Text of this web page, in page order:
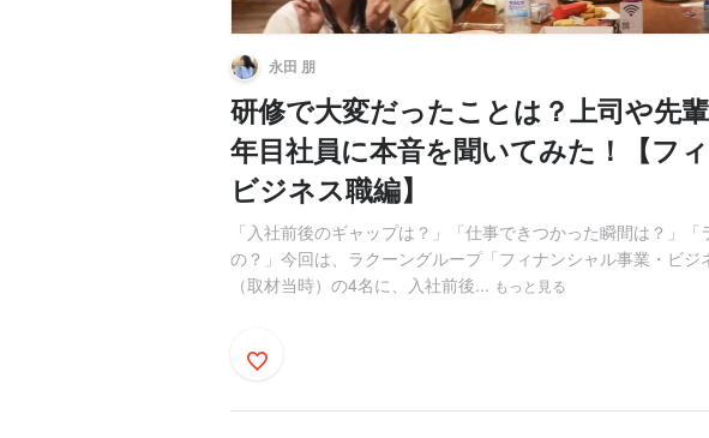
永田 朋
研修で大変だったことは？上司や先
年目社員に本音を聞いてみた！【フ
ビジネス職編】
「入社前後のギャップは？」「仕事できつかった瞬間は？」
の？」今回は、ラクーングループ「フィナンシャル事業・ビジ
（取材当時）の4名に、入社前後... もっと見る